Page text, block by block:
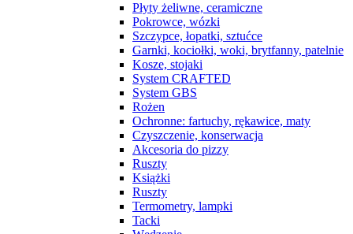
Płyty żeliwne, ceramiczne
Pokrowce, wózki
Szczypce, łopatki, sztućce
Garnki, kociołki, woki, brytfanny, patelnie
Kosze, stojaki
System CRAFTED
System GBS
Rożen
Ochronne: fartuchy, rękawice, maty
Czyszczenie, konserwacja
Akcesoria do pizzy
Ruszty
Książki
Ruszty
Termometry, lampki
Tacki